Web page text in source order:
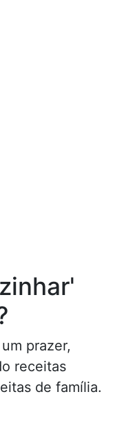
prazer,
receitas
de família.